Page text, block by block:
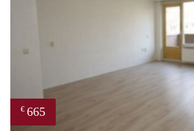
€ 665